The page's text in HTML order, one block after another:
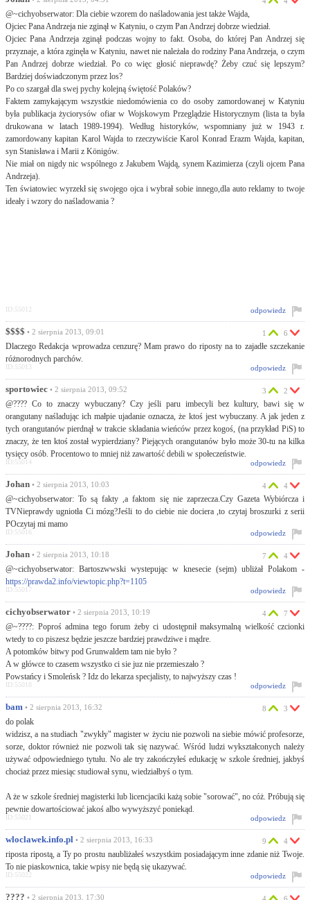
@~cichyobserwator: Dla ciebie wzorem do naśladowania jest także Wajda,
Ojciec Pana Andrzeja nie zginął w Katyniu, o czym Pan Andrzej dobrze wiedział.
Ojciec Pana Andrzeja zginął podczas wojny to fakt. Osoba, do której Pan Andrzej się
przyznaje, a która zginęła w Katyniu, nawet nie należała do rodziny Pana Andrzeja, o czym
Pan Andrzej dobrze wiedział. Po co więc głosić nieprawdę? Żeby czuć się lepszym?
Bardziej doświadczonym przez los?
Po co szargał dla swej pychy kolejną świętość Polaków?
Faktem zamykającym wszystkie niedomówienia co do osoby zamordowanej w Katyniu
była publikacja życiorysów ofiar w Wojskowym Przeglądzie Historycznym (lista ta była
drukowana w latach 1989-1994). Według historyków, wspomniany już w 1943 r.
zamordowany kapitan Karol Wajda to rzeczywiście Karol Konrad Erazm Wajda, kapitan,
syn Stanisława i Marii z Königów.
Nie miał on nigdy nic wspólnego z Jakubem Wajdą, synem Kazimierza (czyli ojcem Pana
Andrzeja).
Ten światowiec wyrzekł się swojego ojca i wybrał sobie innego,dla auto reklamy to twoje
ideały i wzory do naśladowania ?
odpowiedz
ID:55012
$$$$ • 2 sierpnia 2013, 09:01
Dlaczego Redakcja wprowadza cenzurę? Mam prawo do riposty na to zajadłe szczekanie
różnorodnych parchów.
1 6
odpowiedz
ID:55013
sportowiec • 2 sierpnia 2013, 09:52
@???? Co to znaczy wybuczany? Czy jeśli paru imbecyli bez kultury, bawi się w
orangutany naśladując ich małpie ujadanie oznacza, że ktoś jest wybuczany. A jak jeden z
tych orangutanów pierdnął w trakcie składania wieńców przez kogoś, (na przykład PiS) to
znaczy, że ten ktoś został wypierdziany? Piejących orangutanów było może 30-tu na kilka
tysięcy osób. Procentowo to mniej niż zawartość debili w społeczeństwie.
3 2
odpowiedz
ID:55014
Johan • 2 sierpnia 2013, 10:03
@~cichyobserwator: To są fakty ,a faktom się nie zaprzecza.Czy Gazeta Wybiórcza i
TVNieprawdy ugniotła Ci mózg?Jeśli to do ciebie nie dociera ,to czytaj broszurki z serii
POczytaj mi mamo
4 4
odpowiedz
ID:55016
Johan • 2 sierpnia 2013, 10:18
@~cichyobserwator: Bartoszwwski wystepując w knesecie (sejm) ubliżał Polakom -
https://prawda2.info/viewtopic.php?t=1105
7 4
odpowiedz
ID:55017
cichyobserwator • 2 sierpnia 2013, 10:19
@~????: Poproś admina tego forum żeby ci udostępnił maksymalną wielkość czcionki
wtedy to co piszesz będzie jeszcze bardziej prawdziwe i mądre.
A potomków bitwy pod Grunwaldem tam nie było ?
A w główce to czasem wszystko ci sie juz nie przemieszało ?
Powstańcy i Smoleńsk ? Idz do lekarza specjalisty, to najwyższy czas !
4 7
odpowiedz
ID:55018
bam • 2 sierpnia 2013, 16:32
do polak
widzisz, a na studiach "zwykły" magister w życiu nie pozwoli na siebie mówić profesorze,
sorze, doktor również nie pozwoli tak się nazywać. Wśród ludzi wykształconych należy
używać odpowiedniego tytułu. No ale try zakończyłeś edukację w szkole średniej, jakbyś
chociaż przez miesiąc studiował synu, wiedziałbyś o tym.
A że w szkole średniej magisterki lub licencjaciki każą sobie "sorować", no cóż. Próbują się
pewnie dowartościować jakoś albo wywyższyć poniekąd.
8 3
odpowiedz
ID:55021
wloclawek.info.pl • 2 sierpnia 2013, 16:33
riposta ripostą, a Ty po prostu naubliżałeś wszystkim posiadającym inne zdanie niż Twoje.
To nie piaskownica, takie wpisy nie będą się ukazywać.
9 4
odpowiedz
ID:55022
???? • 2 sierpnia 2013, 17:30